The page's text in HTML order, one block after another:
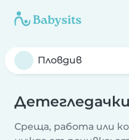
Среща, работа или